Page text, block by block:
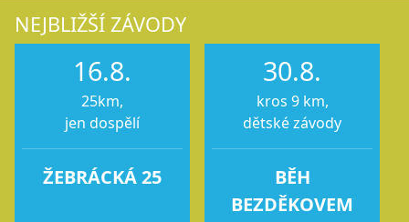
NEJBLIŽŠÍ ZÁVODY
16.8.
25km,
jen dospělí
ŽEBRÁCKÁ 25
30.8.
kros 9 km,
dětské závody
BĚH
BEZDĚKOVEM